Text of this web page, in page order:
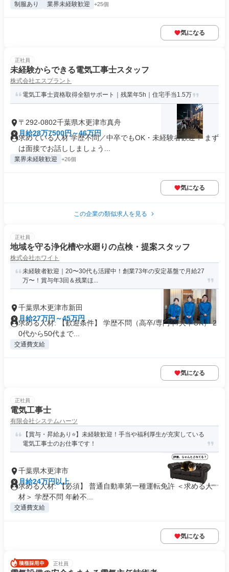
制服あり 業界未経験歓迎 +25個
気になる
正社員
未経験からできる電気工事士スタッフ
株式会社エスプラント
電気工事士資格取得全額サポート｜残業年5h｜住宅手当1.5万
〒292-0802千葉県木更津市真舟
月給28万7500円～46万円
求めている人材 学歴不問／中卒でもOK・未経験者歓迎！ まず
は面接でお話ししましょう...
業界未経験歓迎 +26個
気になる
この企業の類似求人を見る
正社員
地域を守る浄化槽や水廻りの点検・提案スタッフ
株式会社ホワイト
未経験者歓迎｜20〜30代も活躍中！創業73年の安定基盤で月給27
万〜！賞与年3回＆残業ほ...
千葉県木更津市新田
月給27万円～45万円
求める人材: 【歓迎条件】 学歴不問（高卒/専門卒/大卒OK） 2
0代から50代まで...
交通費支給
気になる
正社員
電気工事士
有限会社システムハーツ
【賞与・昇給あり⭐】未経験歓迎！手当や福利厚生が充実している
電気工事士のお仕事です！
千葉県木更津市
月給24万円以上
求める人材: 【必須】 普通自動車第一種運転免許 ＜求める人
材＞ 学歴不問 年齢不...
交通費支給
気になる
正社員